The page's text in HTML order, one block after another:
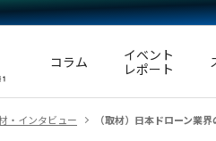
コラム
イベント
レポート
・インタビュー （取材）日本ドローン業